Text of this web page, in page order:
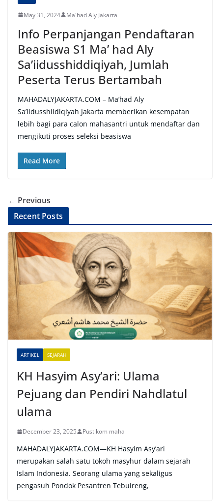
May 31, 2024 Ma'had Aly Jakarta
Info Perpanjangan Pendaftaran
Beasiswa S1 Ma’ had Aly
Sa’iidusshiddiqiyah, Jumlah
Peserta Terus Bertambah
MAHADALYJAKARTA.COM – Ma’had Aly
Sa’iidusshiidiqiyah Jakarta memberikan kesempatan
lebih bagi para calon mahasantri untuk mendaftar dan
mengikuti proses seleksi beasiswa
Read More
← Previous
Recent Posts
ARTIKEL SEJARAH
KH Hasyim Asy’ari: Ulama
Pejuang dan Pendiri Nahdlatul
ulama
December 23, 2025 Pustikom maha
MAHADALYJAKARTA.COM—KH Hasyim Asy’ari
merupakan salah satu tokoh masyhur dalam sejarah
Islam Indonesia. Seorang ulama yang sekaligus
pengasuh Pondok Pesantren Tebuireng,